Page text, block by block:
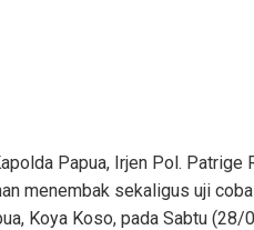
Papua, Irjen Pol. Patrige
menembak sekaligus uji
Koya Koso, pada Sabtu